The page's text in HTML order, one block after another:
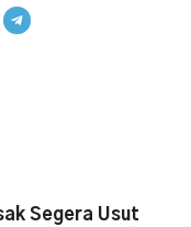
Segera Usut